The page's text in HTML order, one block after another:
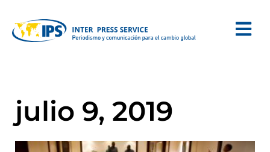
julio 9, 2019